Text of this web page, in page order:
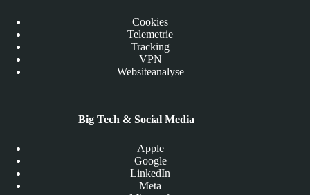
Cookies
Telemetrie
Tracking
VPN
Websiteanalyse
Big Tech & Social Media
Apple
Google
LinkedIn
Meta